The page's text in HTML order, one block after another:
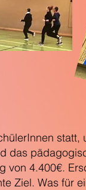
statt,
das
von 4.400€.
Ziel. Was für